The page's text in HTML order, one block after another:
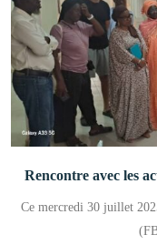
Rencontre avec les
Ce mercredi 30 juillet